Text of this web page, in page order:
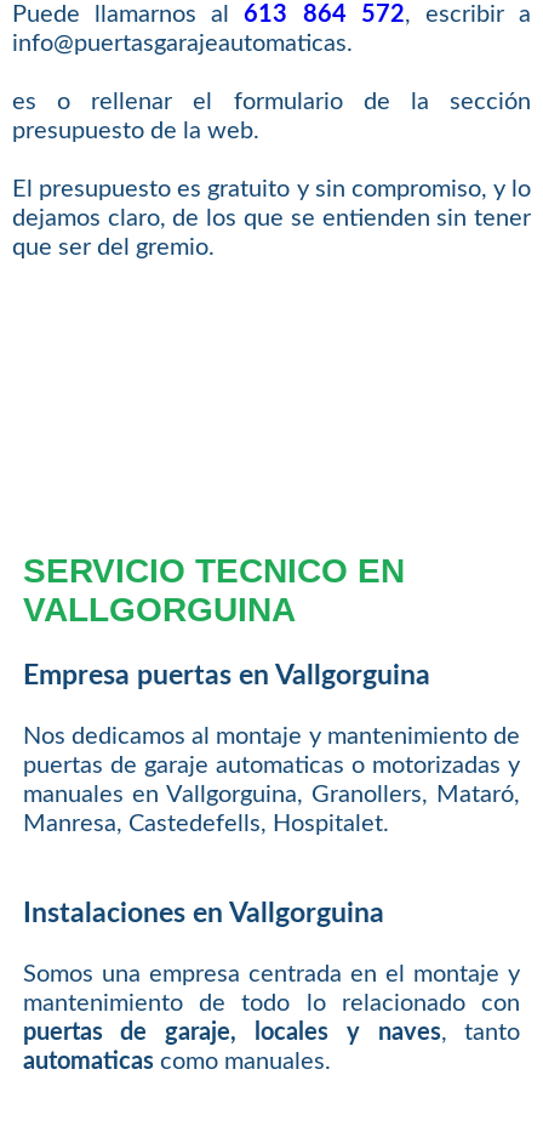
Puede llamarnos al613 864 572, escribir a
info@puertasgarajeautomaticas.
es o rellenar el formulario de la sección
presupuesto de la web.
El presupuesto es gratuito y sin compromiso, y lo
dejamos claro, de los que se entienden sin tener
que ser del gremio.
SERVICIO TECNICO EN
VALLGORGUINA
Empresa puertas en Vallgorguina
Nos dedicamos al montaje y mantenimiento de
puertas de garaje automaticas o motorizadas y
manuales en Vallgorguina, Granollers, Mataró,
Manresa, Castedefells, Hospitalet.
Instalaciones en Vallgorguina
Somos una empresa centrada en el montaje y
mantenimiento de todo lo relacionado con
puertas de garaje, locales y naves, tanto
automaticascomo manuales.